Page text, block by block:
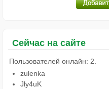
Сейчас на сайте
Пользователей онлайн: 2.
zulenka
Jly4uK